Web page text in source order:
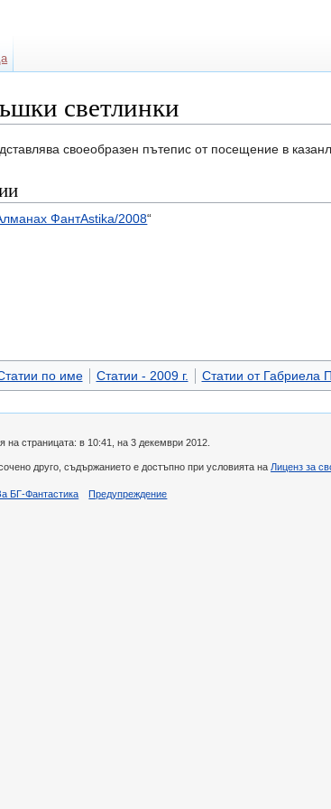
светлинки
своеобразен пътепис от посещение в
ФантАstika/2008“
по име Статии - 2009 г. Статии от Габриела
на страницата: в 10:41, на 3 декември 2012.
друго, съдържанието е достъпно при условията на Лиценз за
БГ-Фантастика Предупреждение